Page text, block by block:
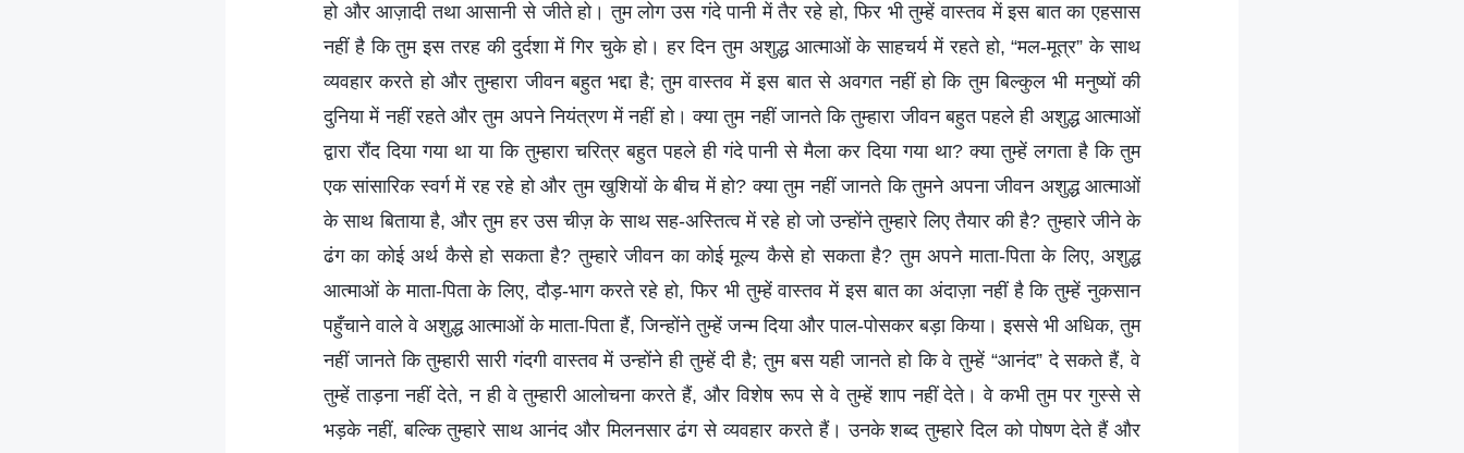
हो और आज़ादी तथा आसानी से जीते हो। तुम लोग उस गंदे पानी में तैर रहे हो, फिर भी तुम्हें वास्तव में इस बात का एहसास
नहीं है कि तुम इस तरह की दुर्दशा में गिर चुके हो। हर दिन तुम अशुद्ध आत्माओं के साहचर्य में रहते हो, “मल-मूत्र” के साथ
व्यवहार करते हो और तुम्हारा जीवन बहुत भद्दा है; तुम वास्तव में इस बात से अवगत नहीं हो कि तुम बिल्कुल भी मनुष्यों की
दुनिया में नहीं रहते और तुम अपने नियंत्रण में नहीं हो। क्या तुम नहीं जानते कि तुम्हारा जीवन बहुत पहले ही अशुद्ध आत्माओं
द्वारा रौंद दिया गया था या कि तुम्हारा चरित्र बहुत पहले ही गंदे पानी से मैला कर दिया गया था? क्या तुम्हें लगता है कि तुम
एक सांसारिक स्वर्ग में रह रहे हो और तुम खुशियों के बीच में हो? क्या तुम नहीं जानते कि तुमने अपना जीवन अशुद्ध आत्माओं
के साथ बिताया है, और तुम हर उस चीज़ के साथ सह-अस्तित्व में रहे हो जो उन्होंने तुम्हारे लिए तैयार की है? तुम्हारे जीने के
ढंग का कोई अर्थ कैसे हो सकता है? तुम्हारे जीवन का कोई मूल्य कैसे हो सकता है? तुम अपने माता-पिता के लिए, अशुद्ध
आत्माओं के माता-पिता के लिए, दौड़-भाग करते रहे हो, फिर भी तुम्हें वास्तव में इस बात का अंदाज़ा नहीं है कि तुम्हें नुकसान
पहुँचाने वाले वे अशुद्ध आत्माओं के माता-पिता हैं, जिन्होंने तुम्हें जन्म दिया और पाल-पोसकर बड़ा किया। इससे भी अधिक, तुम
नहीं जानते कि तुम्हारी सारी गंदगी वास्तव में उन्होंने ही तुम्हें दी है; तुम बस यही जानते हो कि वे तुम्हें “आनंद” दे सकते हैं, वे
तुम्हें ताड़ना नहीं देते, न ही वे तुम्हारी आलोचना करते हैं, और विशेष रूप से वे तुम्हें शाप नहीं देते। वे कभी तुम पर गुस्से से
भड़के नहीं, बल्कि तुम्हारे साथ आनंद और मिलनसार ढंग से व्यवहार करते हैं। उनके शब्द तुम्हारे दिल को पोषण देते हैं और